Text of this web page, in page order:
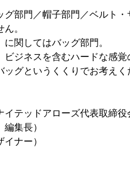
グ部門／帽子部門／ベルト
。
に関してはバッグ部門。
ジネスを含むハードな感覚
グというくくりでお考えく
ッドアローズ代表取締役
集長）
ナー）